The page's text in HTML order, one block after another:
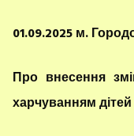
01.09.2025 м.
Про внесення
харчуванням